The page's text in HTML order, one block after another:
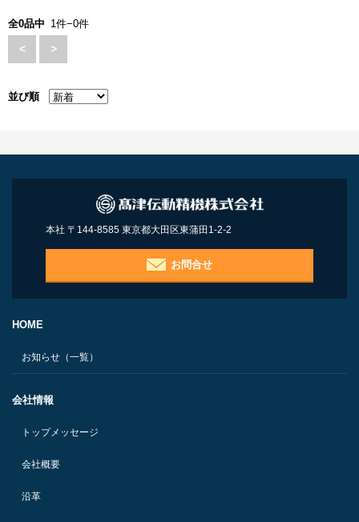
全0品中 1件−0件
< >
並び順
本社 〒144-8585 東京都大田区東蒲田1-2-2
お問合せ
HOME
お知らせ（一覧）
会社情報
トップメッセージ
会社概要
沿革